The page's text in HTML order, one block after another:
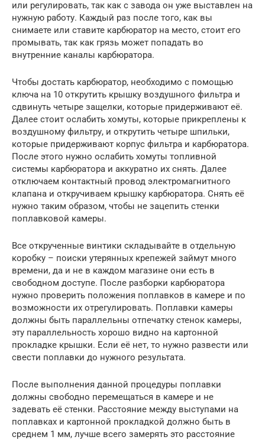
или регулировать, так как с завода он уже выставлен на
нужную работу. Каждый раз после того, как вы
снимаете или ставите карбюратор на место, стоит его
промывать, так как грязь может попадать во
внутренние каналы карбюратора.
Чтобы достать карбюратор, необходимо с помощью
ключа на 10 открутить крышку воздушного фильтра и
сдвинуть четыре защелки, которые придерживают её.
Далее стоит ослабить хомуты, которые прикреплены к
воздушному фильтру, и открутить четыре шпильки,
которые придерживают корпус фильтра и карбюратора.
После этого нужно ослабить хомуты топливной
системы карбюратора и аккуратно их снять. Далее
отключаем контактный провод электромагнитного
клапана и откручиваем крышку карбюратора. Снять её
нужно таким образом, чтобы не зацепить стенки
поплавковой камеры.
Все открученные винтики складывайте в отдельную
коробку – поиски утерянных крепежей займут много
времени, да и не в каждом магазине они есть в
свободном доступе. После разборки карбюратора
нужно проверить положения поплавков в камере и по
возможности их отрегулировать. Поплавки камеры
должны быть параллельны отпечатку стенок камеры,
эту параллельность хорошо видно на картонной
прокладке крышки. Если её нет, то нужно развести или
свести поплавки до нужного результата.
После выполнения данной процедуры поплавки
должны свободно перемещаться в камере и не
задевать её стенки. Расстояние между выступами на
поплавках и картонной прокладкой должно быть в
среднем 1 мм, лучше всего замерять это расстояние